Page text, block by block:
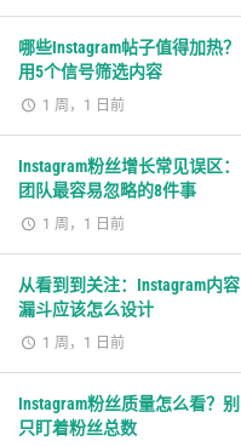
哪些Instagram帖子值得加热？
用5个信号筛选内容
1 周，1 日前
Instagram粉丝增长常见误区：
团队最容易忽略的8件事
1 周，1 日前
从看到到关注：Instagram内容
漏斗应该怎么设计
1 周，1 日前
Instagram粉丝质量怎么看？别
只盯着粉丝总数